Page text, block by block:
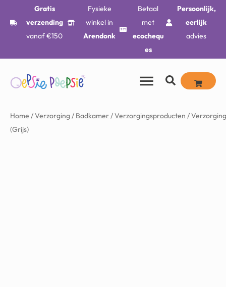
Gratis
verzending
vanaf €150
Fysieke
winkel in
Arendonk
Betaal
met
ecochequ
es
Persoonlijk,
eerlijk
advies
Home /Verzorging/ Badkamer/Verzorgingsproducten /
(Grijs)